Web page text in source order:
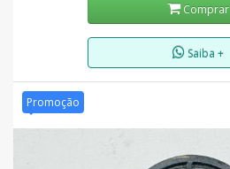
Comprar
Saiba +
Promoção